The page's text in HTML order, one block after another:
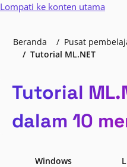
Lompati ke konten utama
Beranda Pusat
Tutorial ML.NET
Tutorial
dalam 10
Windows